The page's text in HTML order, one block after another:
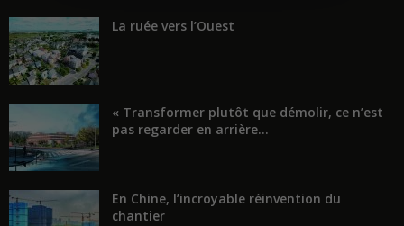
La ruée vers l’Ouest
« Transformer plutôt que démolir, ce n’est
pas regarder en arrière...
En Chine, l’incroyable réinvention du
chantier